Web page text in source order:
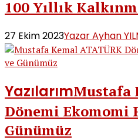
100 Yıllık
27 Ekim 2023Yazar Ayhan
YazılarımMustafa
Dönemi Ekomomi
Günümüz